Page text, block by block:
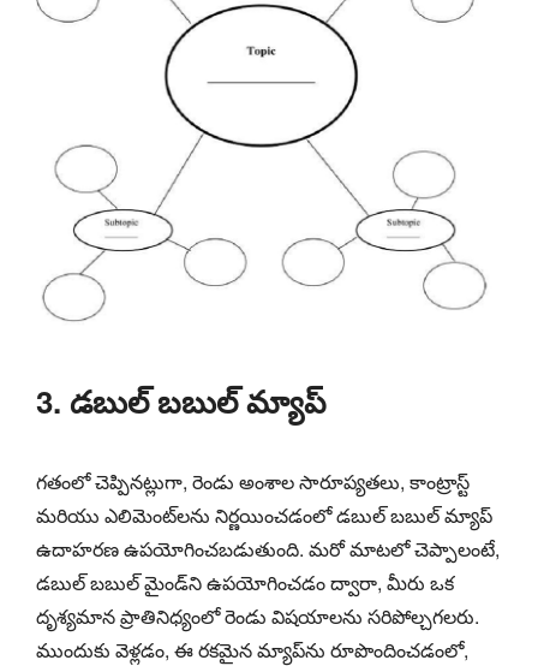
3. డబుల్ బబుల్ మ్యాప్
గతంలో చెప్పినట్లుగా, రెండు అంశాల సారూప్యతలు, కాంట్రాస్ట్
మరియు ఎలిమెంట్‌లను నిర్ణయించడంలో డబుల్ బబుల్ మ్యాప్
ఉదాహరణ ఉపయోగించబడుతుంది. మరో మాటలో చెప్పాలంటే,
డబుల్ బబుల్ మైండ్‌ని ఉపయోగించడం ద్వారా, మీరు ఒక
దృశ్యమాన ప్రాతినిధ్యంలో రెండు విషయాలను సరిపోల్చగలరు.
ముందుకు వెళ్లడం, ఈ రకమైన మ్యాప్‌ను రూపొందించడంలో,